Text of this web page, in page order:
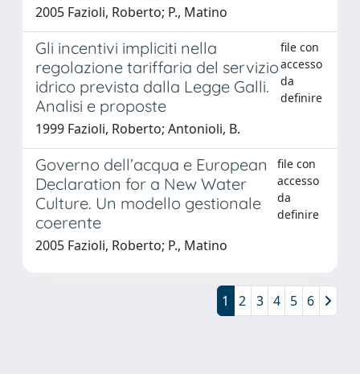
2005 Fazioli, Roberto; P., Matino
Gli incentivi impliciti nella
regolazione tariffaria del servizio
idrico prevista dalla Legge Galli.
Analisi e proposte
file con
accesso
da
definire
1999 Fazioli, Roberto; Antonioli, B.
Governo dell’acqua e European
Declaration for a New Water
Culture. Un modello gestionale
coerente
file con
accesso
da
definire
2005 Fazioli, Roberto; P., Matino
1 2 3 4 5 6